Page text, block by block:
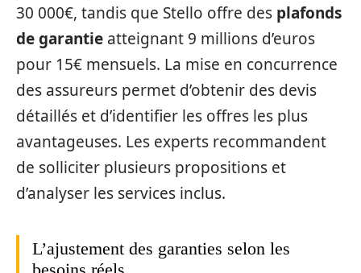
30 000€, tandis que Stello offre des plafonds
de garantie atteignant 9 millions d’euros
pour 15€ mensuels. La mise en concurrence
des assureurs permet d’obtenir des devis
détaillés et d’identifier les offres les plus
avantageuses. Les experts recommandent
de solliciter plusieurs propositions et
d’analyser les services inclus.
L’ajustement des garanties selon les